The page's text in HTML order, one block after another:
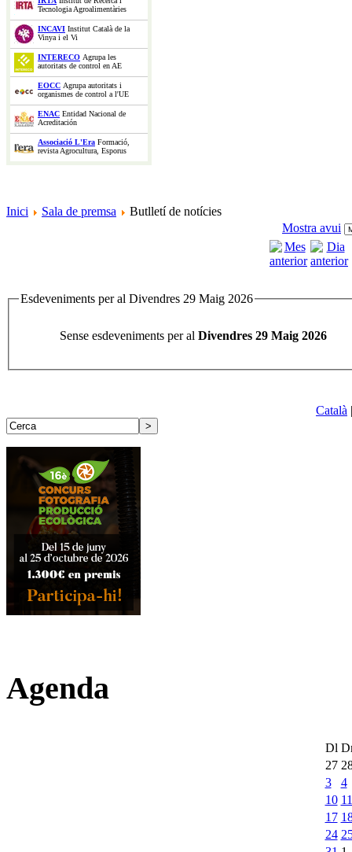
Tecnologia Agroalimentàries
INCAVI Institut Català de la
Vinya i el Vi
INTERECO Agrupa les
autoritats de control en AE
EOCC Agrupa autoritats i
organismes de control a l'UE
ENAC Entidad Nacional de
Acreditación
Associació L'Era Formació,
revista Agrocultura, Esporus
Inici Sala de premsa
Butlletí de notícies
Mostra avui
Esdeveniments per al Divendres 29 Maig 2026
Sense esdeveniments per al Divendres 29 Maig 2026
Català
Agenda
Dl
27
3
4
10 11
17
24